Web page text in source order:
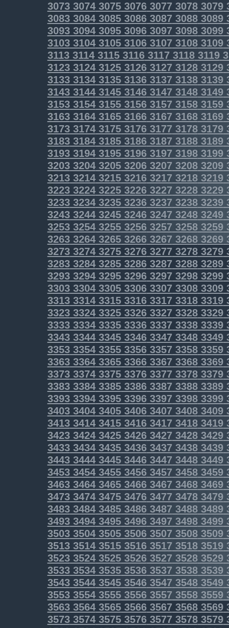
3073307430753076307730783079
3083308430853086308730883089
3093309430953096309730983099
3103310431053106310731083109
3113311431153116311731183119
3123312431253126312731283129
3133313431353136313731383139
3143314431453146314731483149
31533154315531563157 31583159
31633164316531663167 31683169
3173317431753176317731783179
31833184318531863187 31883189
31933194319531963197 31983199
32033204320532063207 32083209
32133214321532163217 32183219
32233224322532263227 32283229
32333234323532363237 32383239
32433244324532463247 32483249
32533254325532563257 32583259
32633264326532663267 32683269
3273327432753276327732783279
3283328432853286328732883289
3293329432953296329732983299
3303330433053306330733083309
3313331433153316331733183319
3323332433253326332733283329
3333333433353336333733383339
3343334433453346334733483349
3353335433553356335733583359
3363336433653366336733683369
3373337433753376337733783379
3383338433853386338733883389
3393339433953396339733983399
3403340434053406340734083409
3413341434153416341734183419
3423342434253426342734283429
3433343434353436343734383439
34433444344534463447 34483449
34533454345534563457 34583459
3463346434653466346734683469
34733474347534763477 34783479
34833484348534863487 34883489
34933494349534963497 34983499
35033504350535063507 35083509
35133514351535163517 35183519
35233524352535263527 35283529
35333534353535363537 35383539
35433544354535463547 35483549
35533554355535563557 35583559
3563356435653566356735683569
3573357435753576357735783579